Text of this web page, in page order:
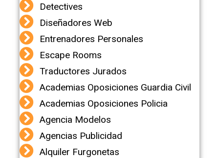
Detectives
Diseñadores Web
Entrenadores Personales
Escape Rooms
Traductores Jurados
Academias Oposiciones Guardia Civil
Academias Oposiciones Policia
Agencia Modelos
Agencias Publicidad
Alquiler Furgonetas